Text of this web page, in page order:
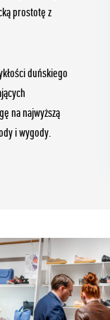
prostotę z
duńskiego
na najwyższą
i wygody.